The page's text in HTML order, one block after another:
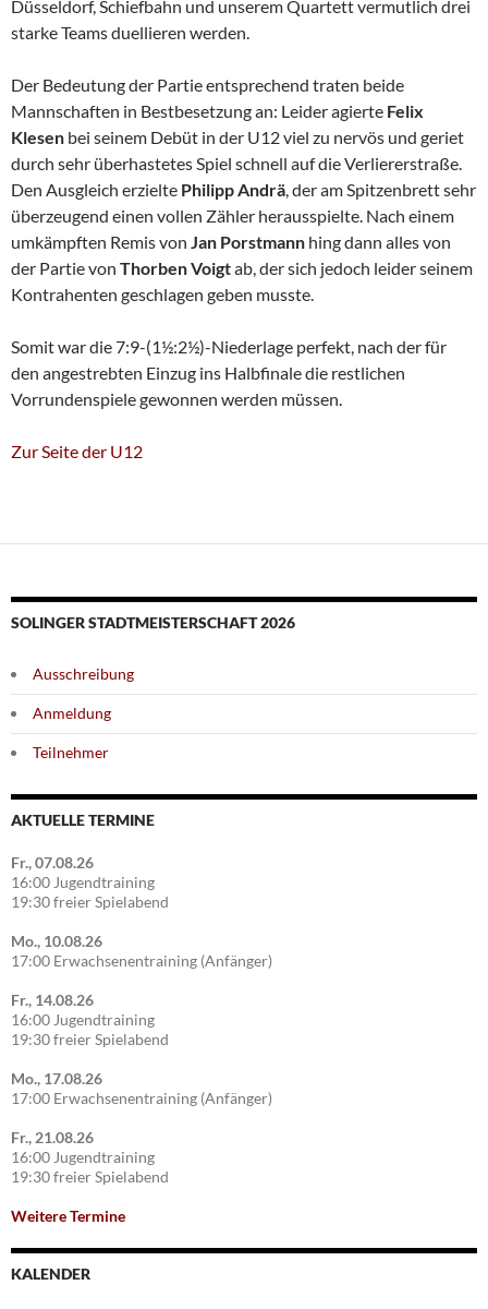
Düsseldorf, Schiefbahn und unserem Quartett vermutlich drei
starke Teams duellieren werden.
Der Bedeutung der Partie entsprechend traten beide
Mannschaften in Bestbesetzung an: Leider agierte Felix
Klesen bei seinem Debüt in der U12 viel zu nervös und geriet
durch sehr überhastetes Spiel schnell auf die Verliererstraße.
Den Ausgleich erzielte PhilippAndrä, der am Spitzenbrett sehr
überzeugend einen vollen Zähler herausspielte. Nach einem
umkämpften Remis von Jan Porstmann hing dann alles von
der Partie von Thorben Voigtab, der sich jedoch leider seinem
Kontrahenten geschlagen geben musste.
Somit war die 7:9-(1½:2½)-Niederlage perfekt, nach der für
den angestrebten Einzug ins Halbfinale die restlichen
Vorrundenspiele gewonnen werden müssen.
Zur Seite der U12
SOLINGER STADTMEISTERSCHAFT 2026
Ausschreibung
Anmeldung
Teilnehmer
AKTUELLE TERMINE
Fr., 07.08.26
16:00 Jugendtraining
19:30 freier Spielabend
Mo., 10.08.26
17:00 Erwachsenentraining (Anfänger)
Fr., 14.08.26
16:00 Jugendtraining
19:30 freier Spielabend
Mo., 17.08.26
17:00 Erwachsenentraining (Anfänger)
Fr., 21.08.26
16:00 Jugendtraining
19:30 freier Spielabend
Weitere Termine
KALENDER